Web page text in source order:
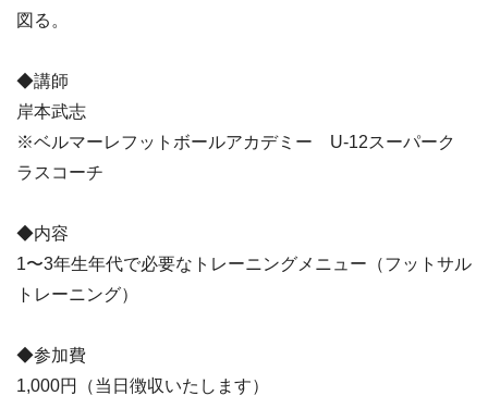
図る。
◆講師
岸本武志
※ベルマーレフットボールアカデミー U-12スーパーク
ラスコーチ
◆内容
1〜3年生年代で必要なトレーニングメニュー（フットサル
トレーニング）
◆参加費
1,000円（当日徴収いたします）